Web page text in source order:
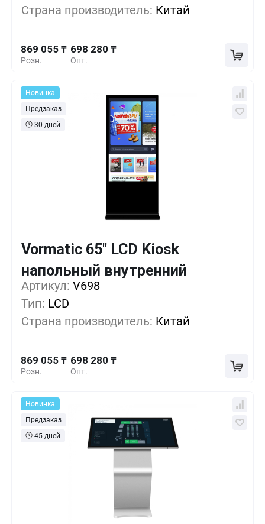
Страна производитель: Китай
Розн.
869 055 ₸
Опт.
698 280 ₸
10+ -13%
Новинка
Предзаказ
30 дней
Vormatic 65" LCD Kiosk
напольный внутренний
Артикул: V698
Тип: LCD
Страна производитель: Китай
Розн.
869 055 ₸
Опт.
698 280 ₸
1+ 0%
5+
10+ -13%
Новинка
Предзаказ
45 дней